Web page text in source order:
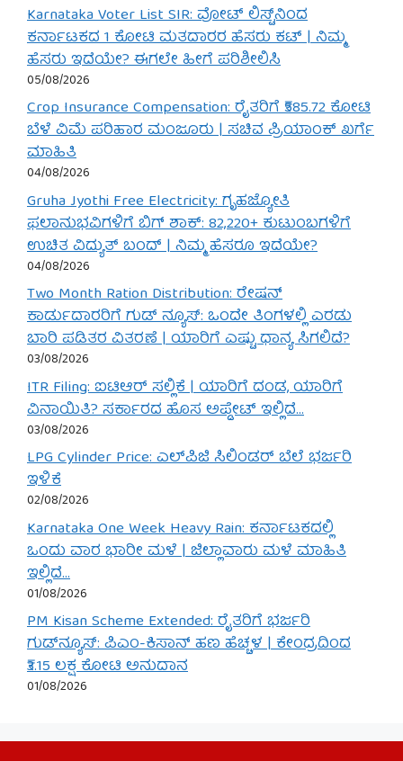
Karnataka Voter List SIR: ವೋಟ್ ಲಿಸ್ಟ್‌ನಿಂದ
ಕರ್ನಾಟಕದ 1 ಕೋಟಿ ಮತದಾರರ ಹೆಸರು ಕಟ್ | ನಿಮ್ಮ
ಹೆಸರು ಇದೆಯೇ? ಈಗಲೇ ಹೀಗೆ ಪರಿಶೀಲಿಸಿ
05/08/2026
Crop Insurance Compensation: ರೈತರಿಗೆ ₹585.72 ಕೋಟಿ
ಬೆಳೆ ವಿಮೆ ಪರಿಹಾರ ಮಂಜೂರು | ಸಚಿವ ಪ್ರಿಯಾಂಕ್ ಖರ್ಗೆ
ಮಾಹಿತಿ
04/08/2026
Gruha Jyothi Free Electricity: ಗೃಹಜ್ಯೋತಿ
ಫಲಾನುಭವಿಗಳಿಗೆ ಬಿಗ್ ಶಾಕ್: 82,220+ ಕುಟುಂಬಗಳಿಗೆ
ಉಚಿತ ವಿದ್ಯುತ್ ಬಂದ್ | ನಿಮ್ಮ ಹೆಸರೂ ಇದೆಯೇ?
04/08/2026
Two Month Ration Distribution: ರೇಷನ್
ಕಾರ್ಡುದಾರರಿಗೆ ಗುಡ್ ನ್ಯೂಸ್: ಒಂದೇ ತಿಂಗಳಲ್ಲಿ ಎರಡು
ಬಾರಿ ಪಡಿತರ ವಿತರಣೆ | ಯಾರಿಗೆ ಎಷ್ಟು ಧಾನ್ಯ ಸಿಗಲಿದೆ?
03/08/2026
ITR Filing: ಐಟಿಆರ್ ಸಲ್ಲಿಕೆ | ಯಾರಿಗೆ ದಂಡ, ಯಾರಿಗೆ
ವಿನಾಯಿತಿ? ಸರ್ಕಾರದ ಹೊಸ ಅಪ್ಡೇಟ್ ಇಲ್ಲಿದೆ…
03/08/2026
LPG Cylinder Price: ಎಲ್‌ಪಿಜಿ ಸಿಲಿಂಡರ್ ಬೆಲೆ ಭರ್ಜರಿ
ಇಳಿಕೆ
02/08/2026
Karnataka One Week Heavy Rain: ಕರ್ನಾಟಕದಲ್ಲಿ
ಒಂದು ವಾರ ಭಾರೀ ಮಳೆ | ಜಿಲ್ಲಾವಾರು ಮಳೆ ಮಾಹಿತಿ
ಇಲ್ಲಿದೆ…
01/08/2026
PM Kisan Scheme Extended: ರೈತರಿಗೆ ಭರ್ಜರಿ
ಗುಡ್‌ನ್ಯೂಸ್: ಪಿಎಂ-ಕಿಸಾನ್ ಹಣ ಹೆಚ್ಚಳ | ಕೇಂದ್ರದಿಂದ
₹3.15 ಲಕ್ಷ ಕೋಟಿ ಅನುದಾನ
01/08/2026